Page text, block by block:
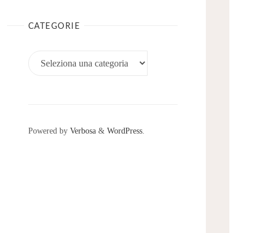
CATEGORIE
Categorie
Powered by Verbosa & WordPress